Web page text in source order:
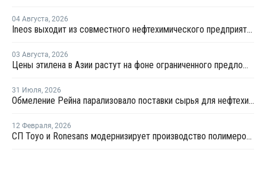
04 Августа, 2026
Ineos выходит из совместного нефтехимического предприятия с Sinopec
03 Августа, 2026
Цены этилена в Азии растут на фоне ограниченного предложения
31 Июля, 2026
Обмеление Рейна парализовало поставки сырья для нефтехимии Германии
12 Февраля, 2026
СП Toyo и Ronesans модернизирует производство полимеров на ГХК в Туркменистане